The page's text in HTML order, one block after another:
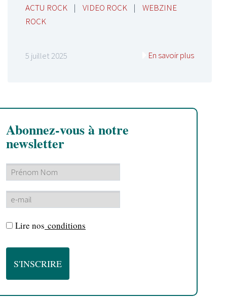
ACTU ROCK | VIDEO ROCK |
WEBZINE
ROCK
5 juillet 2025 En savoir plus
Abonnez-vous à notre
newsletter
Lire nos conditions